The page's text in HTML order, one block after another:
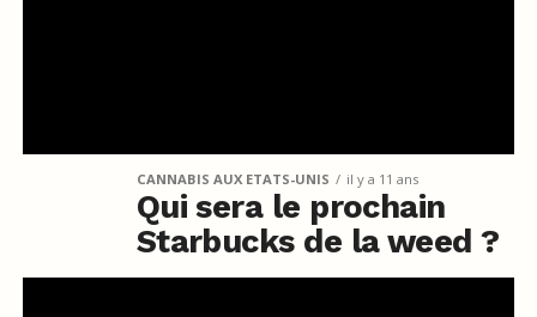
CANNABIS AUX ETATS-UNIS il y a 11 ans
Qui sera le prochain
Starbucks de la weed ?